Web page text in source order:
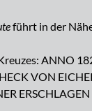
führt in der
ANNO
VON